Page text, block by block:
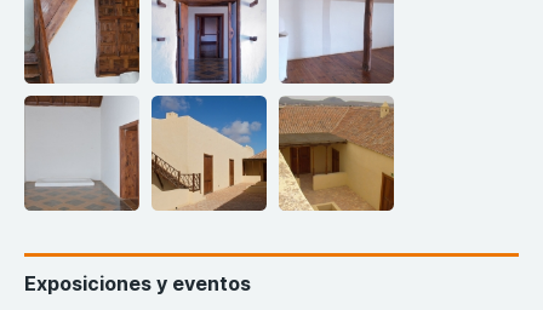
Exposiciones y eventos